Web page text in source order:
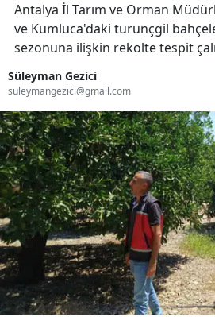
Antalya İl Tarım ve Orman
ve Kumluca'daki turunçgil
sezonuna ilişkin rekolte tespit
Süleyman Gezici
suleymangezici@gmail.com